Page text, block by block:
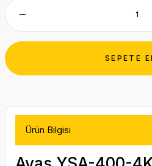
SEPETE
Ürün Bilgisi